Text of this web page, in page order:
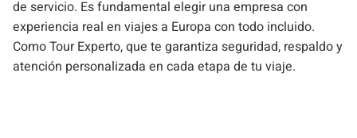
de servicio. Es fundamental elegir una empresa con
experiencia real en viajes a Europa con todo incluido.
Como Tour Experto, que te garantiza seguridad, respaldo y
atención personalizada en cada etapa de tu viaje.